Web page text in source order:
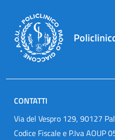
CONTATTI
Via del Vespro 129, 90127
Codice Fiscale e P.Iva AOUP